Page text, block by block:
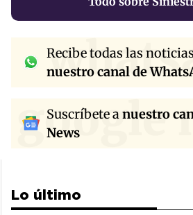
Recibe todas las
nuestro canal de
google
Suscríbete anuestro
News
Lo último